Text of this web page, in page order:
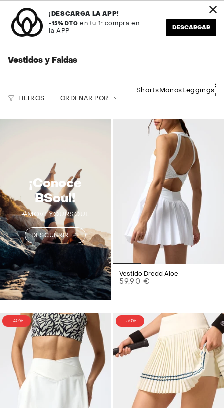
contenido
REMATE FINAL
Búsqueda Cuenta
Vestidos y Faldas
FILTROS
ShortsMonosLeggings
por
ORDENAR POR
¡Conoce
BSoul!
#MOVEYOURSOUL
DESCUBRIR
Vestido Dredd Aloe
59,90 €
- 40% - 50%
¡DESCARGA LA APP!
-15% DTO en tu 1ª compra en
la APP
DESCARGAR